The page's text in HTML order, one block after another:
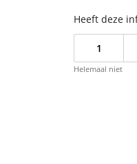
Heeft deze
1
Helemaal niet